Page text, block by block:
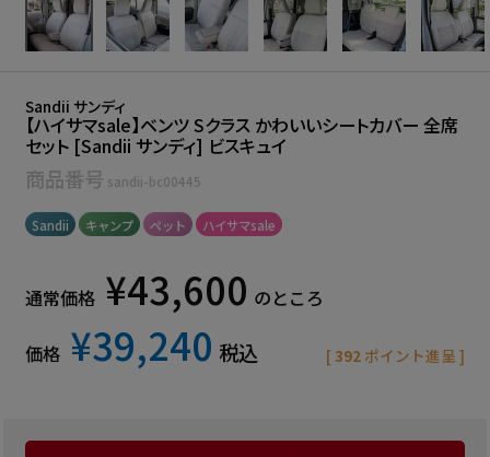
Sandii サンディ
【ハイサマsale】ベンツ Sクラス かわいいシートカバー 全席
セット [Sandii サンディ] ビスキュイ
商品番号 sandii-bc00445
Sandii キャンプ ペット ハイサマsale
通常価格 ¥43,600 のところ
価格 ¥39,240 税込 [392 ポイント進呈 ]